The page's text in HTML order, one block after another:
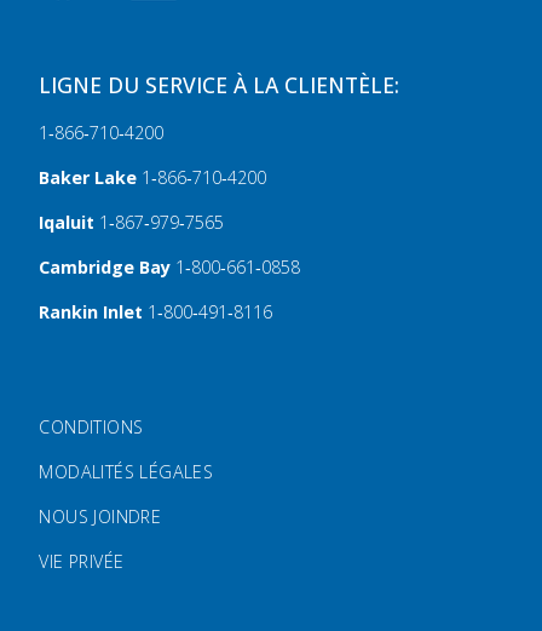
LIGNE DU SERVICE À LA CLIENTÈLE:
1‑866‑710‑4200
Baker Lake 1‑866‑710‑4200
Iqaluit 1‑867‑979‑7565
Cambridge Bay 1‑800‑661‑0858
Rankin Inlet 1‑800‑491‑8116
FOOTER MENU
CONDITIONS
MODALITÉS LÉGALES
NOUS JOINDRE
VIE PRIVÉE